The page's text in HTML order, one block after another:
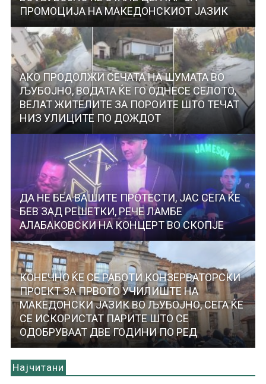
ПРОМОЦИЈА НА МАКЕДОНСКИОТ ЈАЗИК
АКО ПРОДОЛЖИ СЕЧАТА НА ШУМАТА ВО
ЉУБОЈНО, ВОДАТА ЌЕ ГО ОДНЕСЕ СЕЛОТО,
ВЕЛАТ ЖИТЕЛИТЕ ЗА ПОРОИТЕ ШТО ТЕЧАТ
НИЗ УЛИЦИТЕ ПО ДОЖДОТ
ДА НЕ БЕА ВАШИТЕ ПРОТЕСТИ, ЈАС СЕГА ЌЕ
БЕВ ЗАД РЕШЕТКИ, РЕЧЕ ЛАМБЕ
АЛАБАКОВСКИ НА КОНЦЕРТ ВО СКОПЈЕ
КОНЕЧНО ЌЕ СЕ РАБОТИ КОНЗЕРВАТОРСКИ
ПРОЕКТ ЗА ПРВОТО УЧИЛИШТЕ НА
МАКЕДОНСКИ ЈАЗИК ВО ЉУБОЈНО, СЕГА ЌЕ
СЕ ИСКОРИСТАТ ПАРИТЕ ШТО СЕ
ОДОБРУВААТ ДВЕ ГОДИНИ ПО РЕД
Најчитани